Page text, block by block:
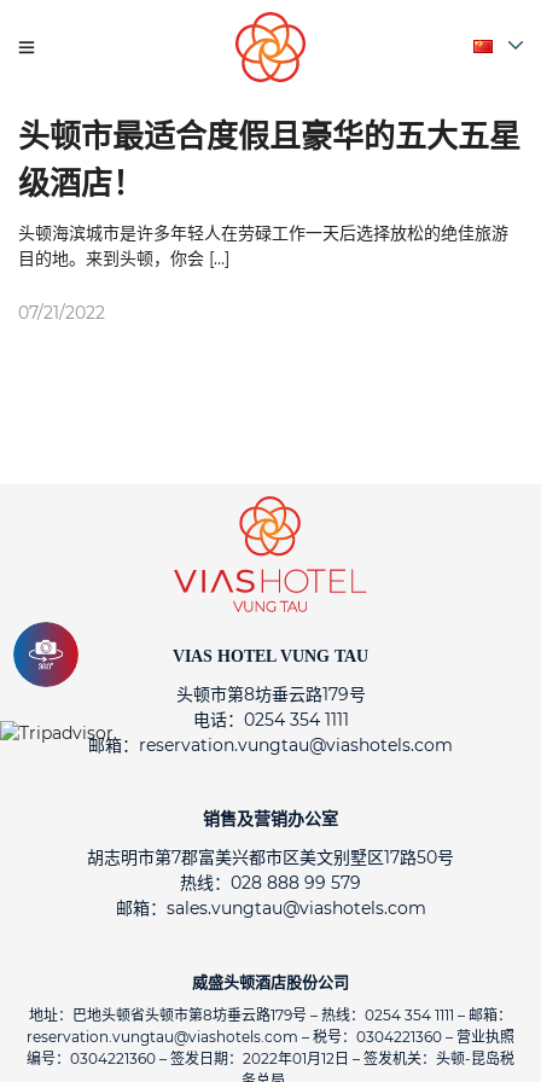
头顿市最适合度假且豪华的五大五星
级酒店！
头顿海滨城市是许多年轻人在劳碌工作一天后选择放松的绝佳旅游
目的地。来到头顿，你会 […]
07/21/2022
VIAS HOTEL VUNG TAU
头顿市第8坊垂云路179号
电话：0254 354 1111
邮箱：reservation.vungtau@viashotels.com
销售及营销办公室
胡志明市第7郡富美兴都市区美文别墅区17路50号
热线：028 888 99 579
邮箱：sales.vungtau@viashotels.com
威盛头顿酒店股份公司
地址：巴地头顿省头顿市第8坊垂云路179号 – 热线：0254 354 1111 – 邮箱：
reservation.vungtau@viashotels.com – 税号：0304221360 – 营业执照
编号：0304221360 – 签发日期：2022年01月12日 – 签发机关：头顿-昆岛税